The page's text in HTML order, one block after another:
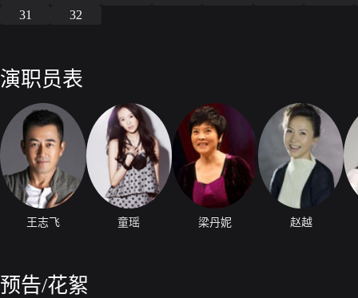
31
32
演职员表
王志飞 童瑶 梁丹妮 赵越
预告/花絮